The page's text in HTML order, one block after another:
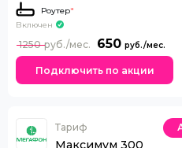
Роутер*
Включен
650
1250
Подключить по акции
Тариф
Максимум 300